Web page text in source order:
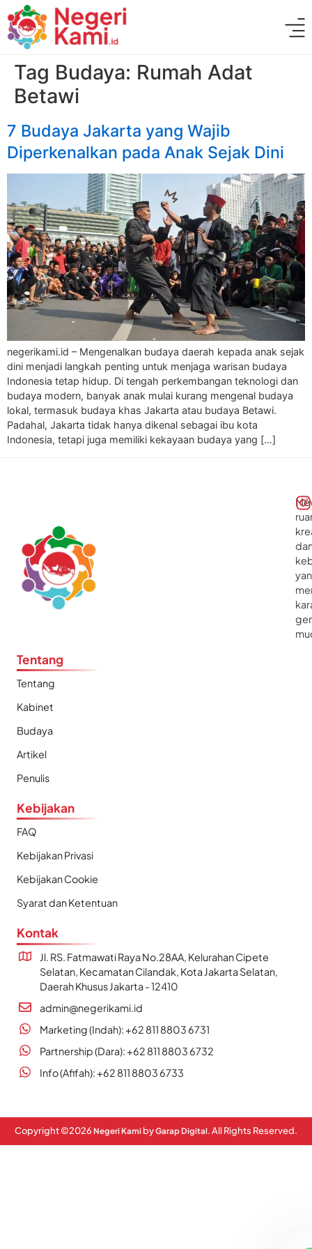
Tag Budaya: Rumah Adat
Betawi
7 Budaya Jakarta yang Wajib
Diperkenalkan pada Anak Sejak Dini
negerikami.id – Mengenalkan budaya daerah kepada anak sejak
dini menjadi langkah penting untuk menjaga warisan budaya
Indonesia tetap hidup. Di tengah perkembangan teknologi dan
budaya modern, banyak anak mulai kurang mengenal budaya
lokal, termasuk budaya khas Jakarta atau budaya Betawi.
Padahal, Jakarta tidak hanya dikenal sebagai ibu kota
Indonesia, tetapi juga memiliki kekayaan budaya yang […]
Tentang
Tentang
Kabinet
Budaya
Artikel
Penulis
Kebijakan
FAQ
Kebijakan Privasi
Kebijakan Cookie
Syarat dan Ketentuan
Kontak
Jl. RS. Fatmawati Raya No.28AA, Kelurahan Cipete
Selatan, Kecamatan Cilandak, Kota Jakarta Selatan,
Daerah Khusus Jakarta - 12410
admin@negerikami.id
Marketing (Indah): +62 811 8803 6731
Partnership (Dara): +62 811 8803 6732
Info (Afifah): +62 811 8803 6733
Copyright ©2026 Negeri Kami byGarap Digital. All Rights Reserved.